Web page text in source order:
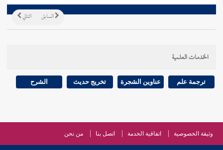
التالي السابق
الخدمات العلمية
ترجمة علم عناوين الشجرة تخريج حديث الشرح
وثيقة الخصوصية اتفاقية الخدمة اتصل بنا من نحن